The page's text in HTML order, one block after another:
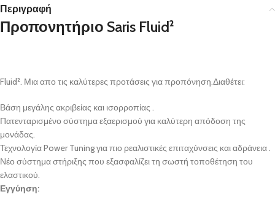
Περιγραφή
Προπονητήριο Saris Fluid²
Fluid². Μια απο τις καλύτερες προτάσεις για προπόνηση.Διαθέτει:
Βάση μεγάλης ακριβείας και ισορροπίας .
Πατενταρισμένο σύστημα εξαερισμού για καλύτερη απόδοση της
μονάδας.
Τεχνολογία Power Tuning για πιο ρεαλιστικές επιταχύνσεις και αδράνεια .
Νέο σύστημα στήριξης που εξασφαλίζει τη σωστή τοποθέτηση του
ελαστικού.
Εγγύηση: